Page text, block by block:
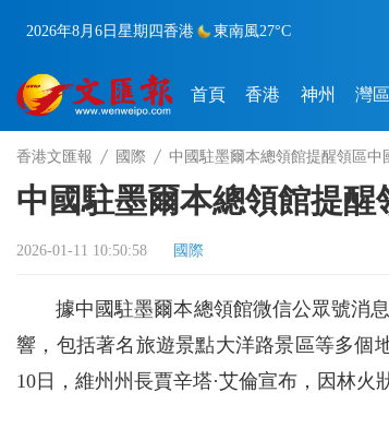
2026年8月6日 星期四香港 東南風27°C
首頁 香港 神州 灣
香港文匯報 國際 中國駐墨爾本總領館提醒領區中
中國駐墨爾本總領館提
2026-01-11 10:50:58 國際
據中國駐墨爾本總領館微信公眾號消
響，包括著名旅遊景點大洋路景區等多個
10日，維州州長賈辛塔·艾倫宣布，因林火